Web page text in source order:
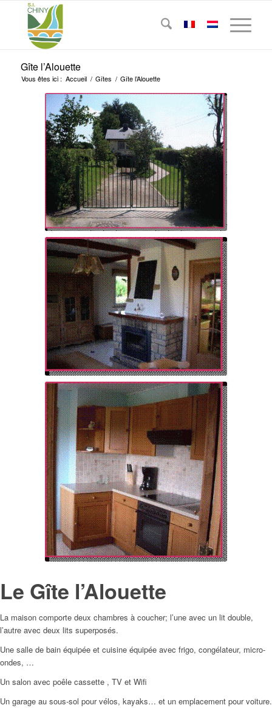
Gîte l’Alouette
Vous êtes ici : Accueil / Gîtes / Gîte l’Alouette
Le Gîte l’Alouette
La maison comporte deux chambres à coucher; l’une avec un lit double,
l’autre avec deux lits superposés.
Une salle de bain équipée et cuisine équipée avec frigo, congélateur, micro-
ondes, …
Un salon avec poêle cassette , TV et Wifi
Un garage au sous-sol pour vélos, kayaks… et un emplacement pour voiture.